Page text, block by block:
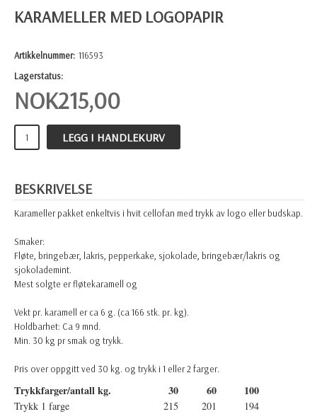
KARAMELLER MED LOGOPAPIR
Artikkelnummer: 116593
Lagerstatus:
NOK215,00
LEGG I HANDLEKURV
BESKRIVELSE
Karameller pakket enkeltvis i hvit cellofan med trykk av logo eller budskap.
Smaker:
Fløte, bringebær, lakris, pepperkake, sjokolade, bringebær/lakris og
sjokolademint.
Mest solgte er fløtekaramell og
Vekt pr. karamell er ca 6 g. (ca 166 stk. pr. kg).
Holdbarhet: Ca 9 mnd.
Min. 30 kg pr smak og trykk.
Pris over oppgitt ved 30 kg. og trykk i 1 eller 2 farger.
Trykkfarger/antall kg. 30 60 100
Trykk 1 farge 215 201
194